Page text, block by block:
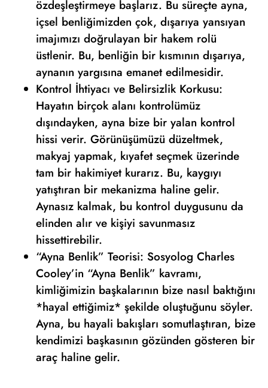
özdeşleştirmeye başlarız. Bu süreçte ayna,
içsel benliğimizden çok, dışarıya yansıyan
imajımızı doğrulayan bir hakem rolü
üstlenir. Bu, benliğin bir kısmının dışarıya,
aynanın yargısına emanet edilmesidir.
Kontrol İhtiyacı ve Belirsizlik Korkusu:
Hayatın birçok alanı kontrolümüz
dışındayken, ayna bize bir yalan kontrol
hissi verir. Görünüşümüzü düzeltmek,
makyaj yapmak, kıyafet seçmek üzerinde
tam bir hakimiyet kurarız. Bu, kaygıyı
yatıştıran bir mekanizma haline gelir.
Aynasız kalmak, bu kontrol duygusunu da
elinden alır ve kişiyi savunmasız
hissettirebilir.
“Ayna Benlik” Teorisi: Sosyolog Charles
Cooley’in “Ayna Benlik” kavramı,
kimliğimizin başkalarının bize nasıl baktığını
*hayal ettiğimiz* şekilde oluştuğunu söyler.
Ayna, bu hayali bakışları somutlaştıran, bize
kendimizi başkasının gözünden gösteren bir
araç haline gelir.